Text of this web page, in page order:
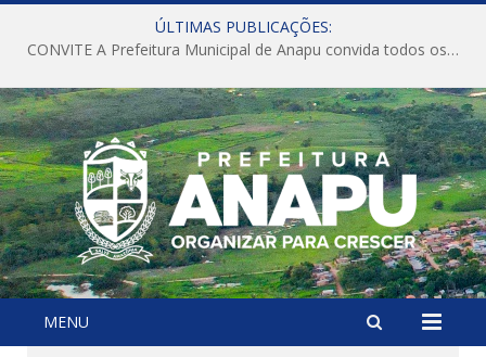
ÚLTIMAS PUBLICAÇÕES:
CONVITE A Prefeitura Municipal de Anapu convida todos os servidores públicos municipais para participarem da Audiência Pública de discussão da Lei de Diretrizes Orçamentárias (LDO), importante instrumento de planejamento das ações e investimentos da Administração Pública para o próximo exercício financeiro.
MENU